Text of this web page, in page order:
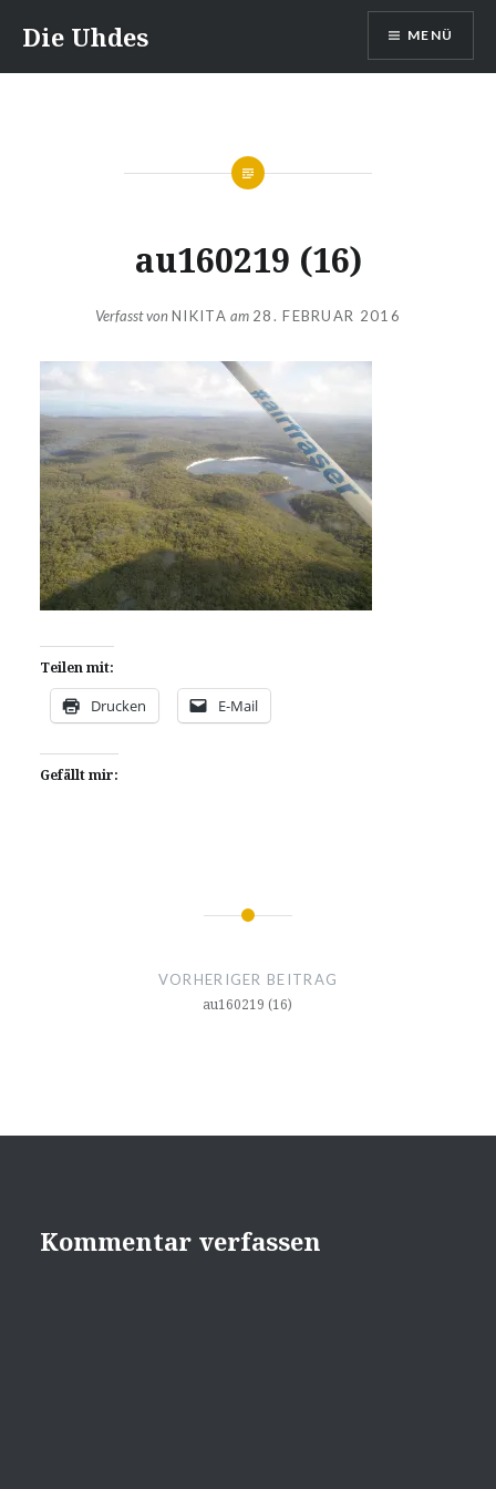
Inhalt
springen
Die Uhdes MENÜ
au160219 (16)
Verfasst vonNIKITA am 28. FEBRUAR 2016
Teilen mit:
Drucken E-Mail
Gefällt mir:
Beitragsnavigation
VORHERIGER BEITRAG
au160219 (16)
Kommentar verfassen